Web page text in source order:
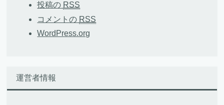
投稿の RSS
コメントの RSS
WordPress.org
運営者情報